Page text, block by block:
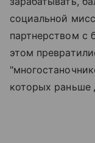
социальной
партнерством с
этом
которых раньше